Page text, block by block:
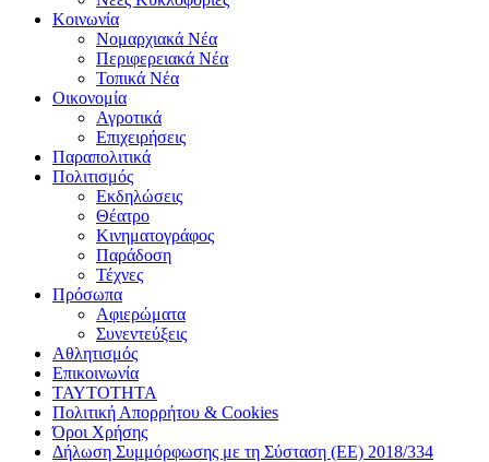
Κοινωνία
Νομαρχιακά Νέα
Περιφερειακά Νέα
Τοπικά Νέα
Οικονομία
Αγροτικά
Επιχειρήσεις
Παραπολιτικά
Πολιτισμός
Εκδηλώσεις
Θέατρο
Κινηματογράφος
Παράδοση
Τέχνες
Πρόσωπα
Αφιερώματα
Συνεντεύξεις
Αθλητισμός
Επικοινωνία
ΤΑΥΤΟΤΗΤΑ
Πολιτική Απορρήτου & Cookies
Όροι Χρήσης
Δήλωση Συμμόρφωσης με τη Σύσταση (ΕΕ) 2018/334